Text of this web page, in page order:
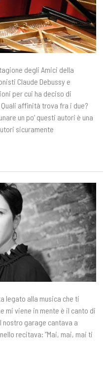
degli Amici della
Claude Debussy e
per cui ha deciso di
affinità trova fra i due?
un po’ questi autori è una
sicuramente
legato alla musica che ti
mi viene in mente è il canto di
nostro garage cantava a
recitava: ”Mai, mai, mai ti